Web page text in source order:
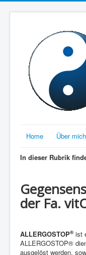
Home Über mich
In dieser Rubrik
der Fa.
ALLERGOSTOP® ist
ALLERGOSTOP®
ausgelöst werden,